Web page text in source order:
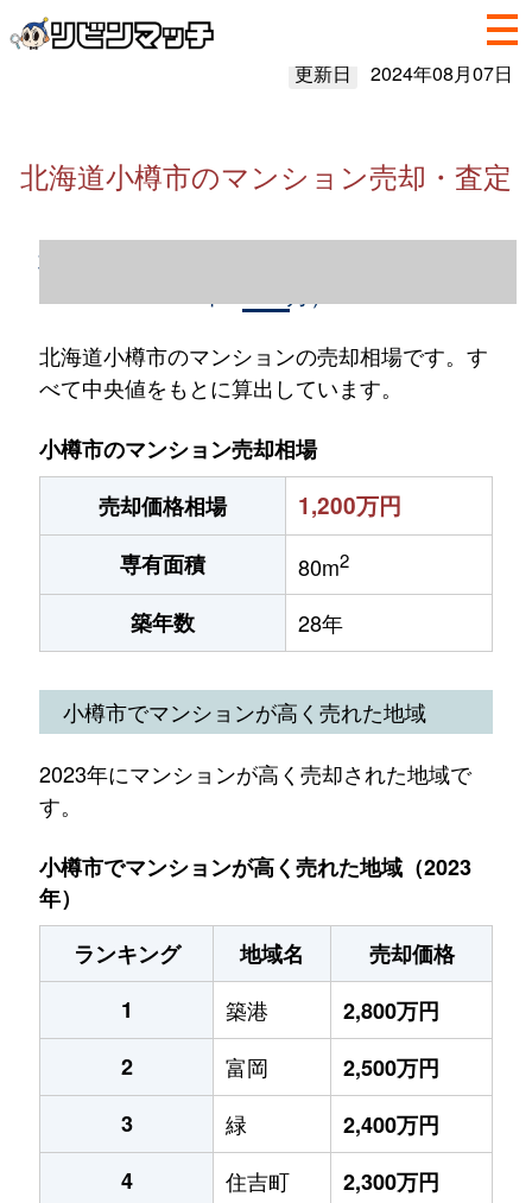
更新日 2024年08月07日
北海道小樽市のマンション売却・査定
北海道小樽市のマンション売却情報（2023
北海道小樽市のマンションの売却相場です。す
べて中央値をもとに算出しています。
小樽市のマンション売却相場
売却価格相場
1,200万円
専有面積 80m2
築年数 28年
小樽市でマンションが高く売れた地域
2023年にマンションが高く売却された地域で
す。
小樽市でマンションが高く売れた地域（2023
年）
ランキング
地域名
売却価格
1
築港
2,800万円
2
富岡
2,500万円
3
緑
2,400万円
4
住吉町
2,300万円